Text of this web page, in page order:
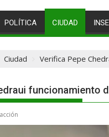
POLÍTICA CIUDAD
Ciudad Verifica Pepe
funcionamiento